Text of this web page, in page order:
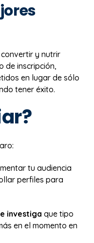
y nutrir
de inscripción,
en lugar de sólo
tener éxito.
tu audiencia
perfiles para
investiga que tipo
en el momento en